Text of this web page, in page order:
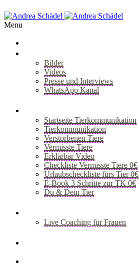
Menu
Bilder
Videos
Presse und Interviews
WhatsApp Kanal
Startseite Tierkommunikation
Tierkommunikation
Verstorbenen Tiere
Vermisste Tiere
Erklärbär Video
Checkliste Vermisste Tiere 0€
Urlaubscheckliste fürs Tier 0€
E-Book 3 Schritte zur TK 0€
Du & Dein Tier
Live Coaching für Frauen